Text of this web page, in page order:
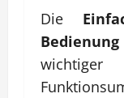
Die
Bedienung